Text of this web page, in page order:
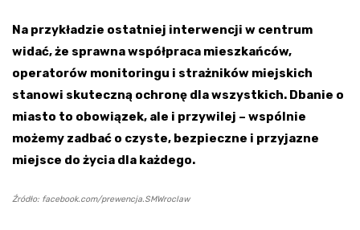
Na przykładzie ostatniej interwencji w centrum
widać, że sprawna współpraca mieszkańców,
operatorów monitoringu i strażników miejskich
stanowi skuteczną ochronę dla wszystkich. Dbanie o
miasto to obowiązek, ale i przywilej – wspólnie
możemy zadbać o czyste, bezpieczne i przyjazne
miejsce do życia dla każdego.
Źródło: facebook.com/prewencja.SMWroclaw